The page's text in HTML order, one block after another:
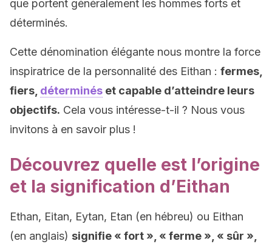
que portent généralement les hommes forts et
déterminés.
Cette dénomination élégante nous montre la force
inspiratrice de la personnalité des Eithan : fermes,
fiers, déterminés et capable d’atteindre leurs
objectifs. Cela vous intéresse-t-il ? Nous vous
invitons à en savoir plus !
Découvrez quelle est l’origine
et la signification d’Eithan
Ethan, Eitan, Eytan, Etan (en hébreu) ou Eithan
(en anglais) signifie « fort », « ferme », « sûr »,